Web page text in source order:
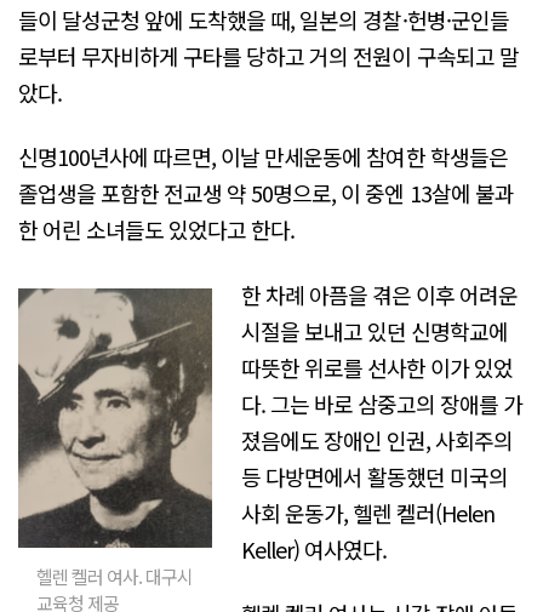
들이 달성군청 앞에 도착했을 때, 일본의 경찰·헌병·군인들
로부터 무자비하게 구타를 당하고 거의 전원이 구속되고 말
았다.
신명100년사에 따르면, 이날 만세운동에 참여한 학생들은
졸업생을 포함한 전교생 약 50명으로, 이 중엔 13살에 불과
한 어린 소녀들도 있었다고 한다.
헬렌 켈러 여사. 대구시
교육청 제공
한 차례 아픔을 겪은 이후 어려운
시절을 보내고 있던 신명학교에
따뜻한 위로를 선사한 이가 있었
다. 그는 바로 삼중고의 장애를 가
졌음에도 장애인 인권, 사회주의
등 다방면에서 활동했던 미국의
사회 운동가, 헬렌 켈러(Helen
Keller) 여사였다.